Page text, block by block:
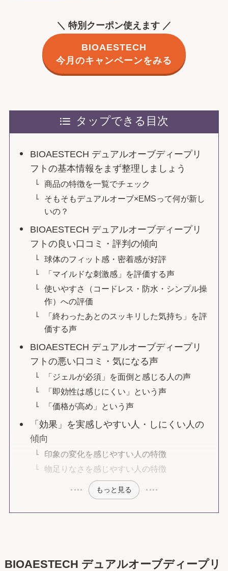
＼ 特別クーポン使えます ／
BIOAESTECH
今月のキャンペーンをみる
タップできる目次
BIOAESTECH デュアルオーブディープリ
フトの基本情報をまず整理しましょう
商品の特徴を一覧でチェック
そもそもデュアルオーブ×EMSって何が新し
いの？
BIOAESTECH デュアルオーブディープリ
フトの良い口コミ・評判の傾向
球体のフィット感・密着感が好評
「マイルドな刺激感」を評価する声
使いやすさ（コードレス・防水・シンプル操
作）への評価
「終わったあとのスッキリした気持ち」を評
価する声
BIOAESTECH デュアルオーブディープリ
フトの悪い口コミ・気になる声
「ジェルが必須」を面倒と感じる人の声
「即効性は感じにくい」という声
「価格が高め」という声
「効果」を実感しやすい人・しにくい人の
傾向
印象の変化を感じやすい人の特徴
物足りなさを感じやすい人の特徴
もっと見る
BIOAESTECH デュアルオーブディープリ